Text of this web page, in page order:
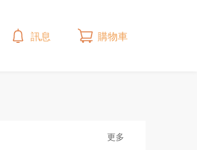
更多
訊息 購物車